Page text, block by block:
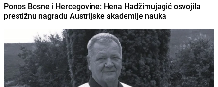
Ponos Bosne i Hercegovine: Hena Hadžimujagić osvojila
prestižnu nagradu Austrijske akademije nauka